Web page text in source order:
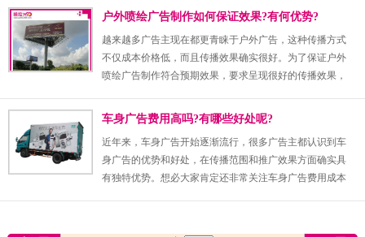
绍。
户外喷绘广告制作如何保证效果?有何优势?
越来越多广告主现在都更青睐于户外广告，这种传播方式
不仅成本价格低，而且传播效果确实很好。为了保证户外
喷绘广告制作符合预期效果，要求呈现很好的传播效果，
车身广告费用高吗?有哪些好处呢?
近年来，车身广告开始逐渐流行，很多广告主都认识到车
身广告的优势和好处，在传播范围和推广效果方面确实具
有独特优势。想必大家肯定还非常关注车身广告费用成本